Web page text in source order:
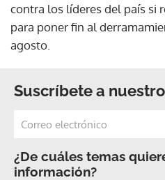
contra los líderes del país si
para poner fin al
agosto.
Suscríbete a
¿De cuáles temas
información?